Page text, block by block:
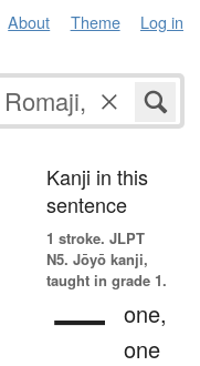
About Theme Log in
Kanji in this
sentence
1 stroke. JLPT
N5. Jōyō kanji,
taught in grade 1.
一 one,
one